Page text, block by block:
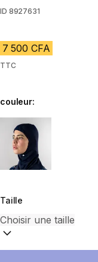
ID 8927631
7 500 CFA
TTC
couleur:
Choose a variant
Taille